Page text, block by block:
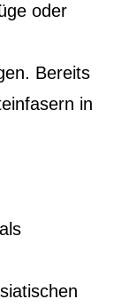
oder
Bereits
in